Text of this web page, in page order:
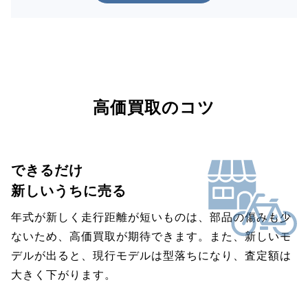
高価買取のコツ
できるだけ
新しいうちに売る
年式が新しく走行距離が短いものは、部品の傷みも少
ないため、高価買取が期待できます。また、新しいモ
デルが出ると、現行モデルは型落ちになり、査定額は
大きく下がります。